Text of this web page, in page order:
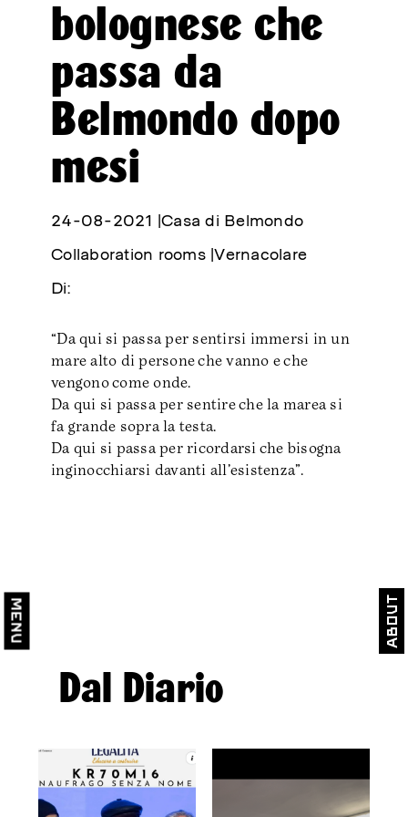
bolognese che
passa da
Belmondo dopo
mesi
24-08-2021 |Casa di Belmondo
Collaboration rooms |Vernacolare
Di:
“Da qui si passa per sentirsi immersi in un
mare alto di persone che vanno e che
vengono come onde.
Da qui si passa per sentire che la marea si
fa grande sopra la testa.
Da qui si passa per ricordarsi che bisogna
inginocchiarsi davanti all’esistenza”.
Dal Diario
close
🔊 DigiPaese
🏠 Casa di Belmondo
😊 Belmondo Festoons
🖤 Publishing
🎧 Immersuoni
🌿Belmondo Tracks
🔀 Crossings EXT
🌱 Workshops 2022-23
🥗 Workshops 2021-22
🗿 Workshops 2020-21
⚡️ Workshops 2019-20
🍱 Workshops 2018-19
🎉 Events
🦑 La Rivoluzione
🎗️ Metodo
Menu close
About